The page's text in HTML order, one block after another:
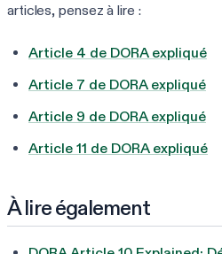
articles, pensez à lire :
Article 4 de DORA expliqué
Article 7 de DORA expliqué
Article 9 de DORA expliqué
Article 11 de DORA expliqué
À lire également